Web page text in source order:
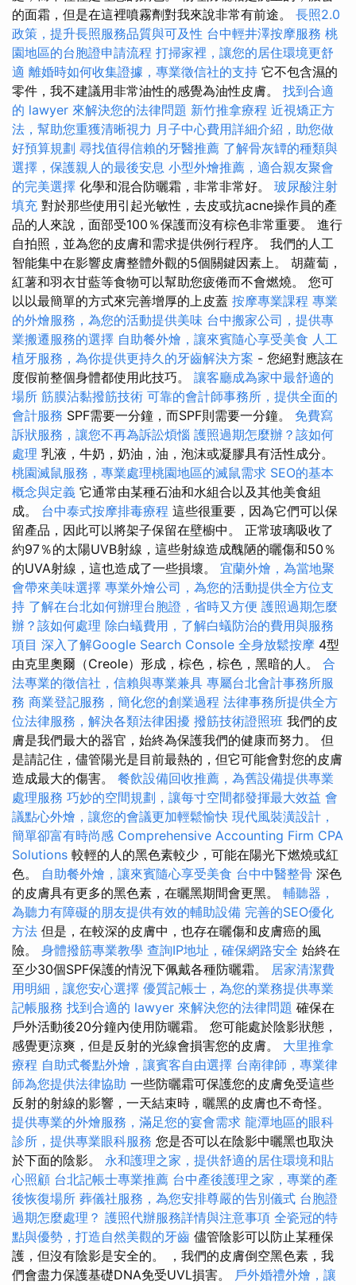
的面霜，但是在這裡噴霧劑對我來說非常有前途。 長照2.0
政策，提升長照服務品質與可及性 台中輕井澤按摩服務 桃
園地區的台胞證申請流程 打掃家裡，讓您的居住環境更舒
適 離婚時如何收集證據，專業徵信社的支持 它不包含濕的
零件，我不建議用非常油性的感覺為油性皮膚。 找到合適
的 lawyer 來解決您的法律問題 新竹推拿療程 近視矯正方
法，幫助您重獲清晰視力 月子中心費用詳細介紹，助您做
好預算規劃 尋找值得信賴的牙醫推薦 了解骨灰罈的種類與
選擇，保護親人的最後安息 小型外燴推薦，適合親友聚會
的完美選擇 化學和混合防曬霜，非常非常好。 玻尿酸注射
填充 對於那些使用引起光敏性，去皮或抗acne操作員的產
品的人來說，面部受100％保護而沒有棕色非常重要。 進行
自拍照，並為您的皮膚和需求提供例行程序。 我們的人工
智能集中在影響皮膚整體外觀的5個關鍵因素上。 胡蘿蔔，
紅薯和羽衣甘藍等食物可以幫助您疲倦而不會燃燒。 您可
以以最簡單的方式來完善增厚的上皮蓋 按摩專業課程 專業
的外燴服務，為您的活動提供美味 台中搬家公司，提供專
業搬遷服務的選擇 自助餐外燴，讓來賓隨心享受美食 人工
植牙服務，為你提供更持久的牙齒解決方案 - 您絕對應該在
度假前整個身體都使用此技巧。 讓客廳成為家中最舒適的
場所 筋膜沾黏撥筋技術 可靠的會計師事務所，提供全面的
會計服務 SPF需要一分鐘，而SPF則需要一分鐘。 免費寫
訴狀服務，讓您不再為訴訟煩惱 護照過期怎麼辦？該如何
處理 乳液，牛奶，奶油，油，泡沫或凝膠具有活性成分。
桃園滅鼠服務，專業處理桃園地區的滅鼠需求 SEO的基本
概念與定義 它通常由某種石油和水組合以及其他美食組
成。 台中泰式按摩排毒療程 這些很重要，因為它們可以保
留產品，因此可以將架子保留在壁櫥中。 正常玻璃吸收了
約97％的太陽UVB射線，這些射線造成醜陋的曬傷和50％
的UVA射線，這也造成了一些損壞。 宜蘭外燴，為當地聚
會帶來美味選擇 專業外燴公司，為您的活動提供全方位支
持 了解在台北如何辦理台胞證，省時又方便 護照過期怎麼
辦？該如何處理 除白蟻費用，了解白蟻防治的費用與服務
項目 深入了解Google Search Console 全身放鬆按摩 4型
由克里奧爾（Creole）形成，棕色，棕色，黑暗的人。 合
法專業的徵信社，信賴與專業兼具 專屬台北會計事務所服
務 商業登記服務，簡化您的創業過程 法律事務所提供全方
位法律服務，解決各類法律困擾 撥筋技術證照班 我們的皮
膚是我們最大的器官，始終為保護我們的健康而努力。 但
是請記住，儘管陽光是目前最熱的，但它可能會對您的皮膚
造成最大的傷害。 餐飲設備回收推薦，為舊設備提供專業
處理服務 巧妙的空間規劃，讓每寸空間都發揮最大效益 會
議點心外燴，讓您的會議更加輕鬆愉快 現代風裝潢設計，
簡單卻富有時尚感 Comprehensive Accounting Firm CPA
Solutions 較輕的人的黑色素較少，可能在陽光下燃燒或紅
色。 自助餐外燴，讓來賓隨心享受美食 台中中醫整骨 深色
的皮膚具有更多的黑色素，在曬黑期間會更黑。 輔聽器，
為聽力有障礙的朋友提供有效的輔助設備 完善的SEO優化
方法 但是，在較深的皮膚中，也存在曬傷和皮膚癌的風
險。 身體撥筋專業教學 查詢IP地址，確保網路安全 始終在
至少30個SPF保護的情況下佩戴各種防曬霜。 居家清潔費
用明細，讓您安心選擇 優質記帳士，為您的業務提供專業
記帳服務 找到合適的 lawyer 來解決您的法律問題 確保在
戶外活動後20分鐘內使用防曬霜。 您可能處於陰影狀態，
感覺更涼爽，但是反射的光線會損害您的皮膚。 大里推拿
療程 自助式餐點外燴，讓賓客自由選擇 台南律師，專業律
師為您提供法律協助 一些防曬霜可保護您的皮膚免受這些
反射的射線的影響，一天結束時，曬黑的皮膚也不奇怪。
提供專業的外燴服務，滿足您的宴會需求 龍潭地區的眼科
診所，提供專業眼科服務 您是否可以在陰影中曬黑也取決
於下面的陰影。 永和護理之家，提供舒適的居住環境和貼
心照顧 台北記帳士專業推薦 台中產後護理之家，專業的產
後恢復場所 葬儀社服務，為您安排尊嚴的告別儀式 台胞證
過期怎麼處理？ 護照代辦服務詳情與注意事項 全瓷冠的特
點與優勢，打造自然美觀的牙齒 儘管陰影可以防止某種保
護，但沒有陰影是安全的。 ，我們的皮膚倒空黑色素，我
們會盡力保護基礎DNA免受UVL損害。 戶外婚禮外燴，讓